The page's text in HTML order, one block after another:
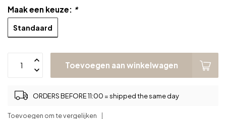
Maak een keuze: *
Standaard
Toevoegen aan winkelwagen
ORDERS BEFORE 11:00 = shipped the same day
Toevoegen om te vergelijken